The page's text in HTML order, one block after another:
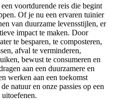
een voortdurende reis die begint
Of je nu een ervaren tuinier
van duurzame levensstijlen, er
impact te maken. Door
te besparen, te composteren,
afval te verminderen,
bewust te consumeren en
aan een duurzamere en
werken aan een toekomst
natuur en onze passies op een